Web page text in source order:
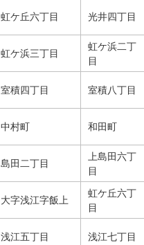
虹ケ丘六丁目 光井四丁目
虹ケ浜三丁目
虹ケ浜二丁
目
室積四丁目 室積八丁目
中村町 和田町
島田二丁目
上島田六丁
目
大字浅江字飯上
虹ケ丘六丁
目
浅江五丁目 浅江七丁目